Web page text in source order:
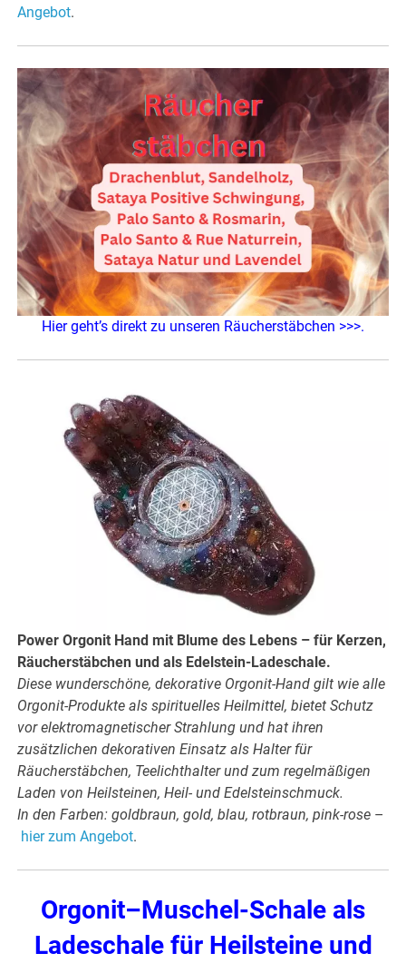
Angebot.
Hier geht’s direkt zu unseren Räucherstäbchen >>>.
Power Orgonit Hand mit Blume des Lebens – für Kerzen,
Räucherstäbchen und als Edelstein-Ladeschale.
Diese wunderschöne, dekorative Orgonit-Hand gilt wie alle
Orgonit-Produkte als spirituelles Heilmittel, bietet Schutz
vor elektromagnetischer Strahlung und hat ihren
zusätzlichen dekorativen Einsatz als Halter für
Räucherstäbchen, Teelichthalter und zum regelmäßigen
Laden von Heilsteinen, Heil- und Edelsteinschmuck.
In den Farben: goldbraun, gold, blau, rotbraun, pink-rose –
hier zum Angebot.
Orgonit–Muschel-Schale als
Ladeschale für Heilsteine und